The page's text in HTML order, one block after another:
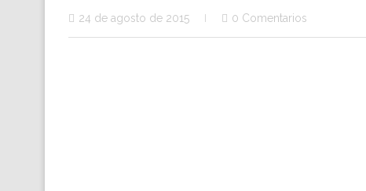
24 de agosto de 2015 0 Comentarios